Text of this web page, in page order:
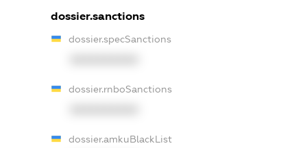
dossier.sanctions
dossier.specSanctions
dossier.rnboSanctions
dossier.amkuBlackList